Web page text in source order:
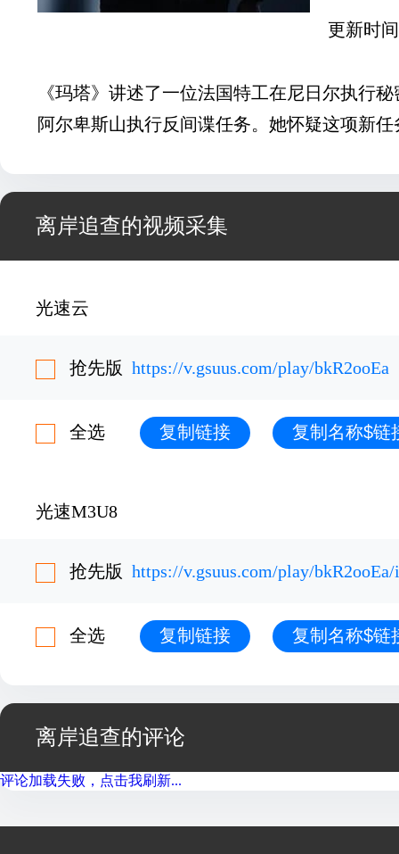
更新时
《玛塔》讲述了一位法国特工在尼日尔执行
阿尔卑斯山执行反间谍任务。她怀疑这项新
离岸追查的视频采集
光速云
抢先版 https://v.gsuus.com/play/bkR2ooEa
全选 复制链接 复制名称$链
光速M3U8
抢先版 https://v.gsuus.com/play/
全选 复制链接 复制名称$链
离岸追查的评论
评论加载失败，点击我刷新...